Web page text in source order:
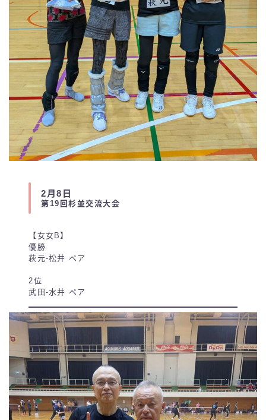
2月8日
第19回杉並交流大会
【女女B】
優勝
萩元-松井 ペア
2位
武田-水井 ペア